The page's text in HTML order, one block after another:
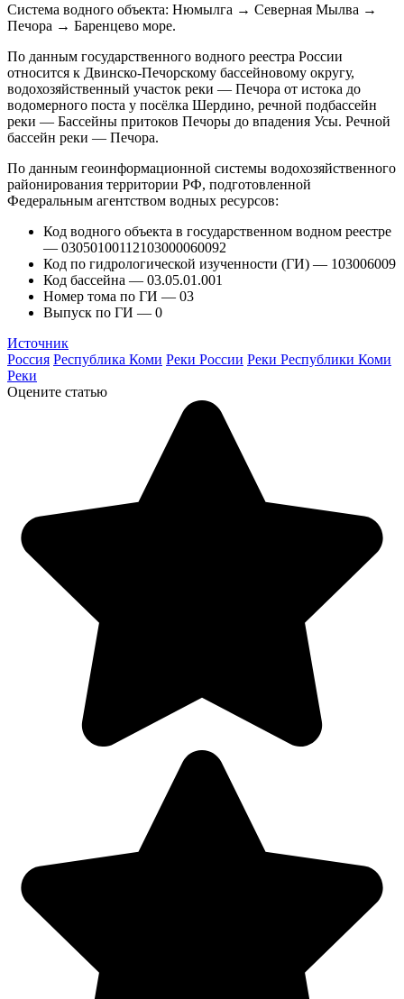
Система водного объекта: Нюмылга → Северная Мылва →
Печора → Баренцево море.
По данным государственного водного реестра России
относится к Двинско-Печорскому бассейновому округу,
водохозяйственный участок реки — Печора от истока до
водомерного поста у посёлка Шердино, речной подбассейн
реки — Бассейны притоков Печоры до впадения Усы. Речной
бассейн реки — Печора.
По данным геоинформационной системы водохозяйственного
районирования территории РФ, подготовленной
Федеральным агентством водных ресурсов:
Код водного объекта в государственном водном реестре
— 03050100112103000060092
Код по гидрологической изученности (ГИ) — 103006009
Код бассейна — 03.05.01.001
Номер тома по ГИ — 03
Выпуск по ГИ — 0
Источник
Россия Республика Коми Реки России Реки Республики Коми
Реки
Оцените статью